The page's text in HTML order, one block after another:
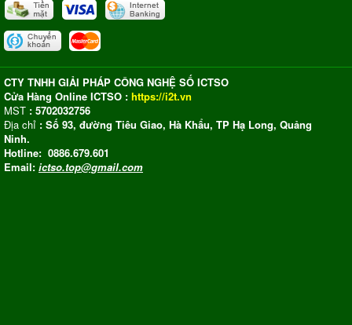
CTY TNHH GIẢI PHÁP CÔNG NGHỆ SỐ ICTSO
Cửa Hàng Online ICTSO : https://i2t.vn
MST : 5702032756
Địa chỉ : Số 93, đường Tiêu Giao, Hà Khẩu, TP Hạ Long, Quảng
Ninh.
Hotline: 0886.679.601
Email: ictso.top@gmail.com